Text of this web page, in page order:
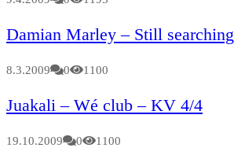
Damian Marley – Still searching
8.3.2009 0 1100
Juakali – Wé club – KV 4/4
19.10.2009 0 1100